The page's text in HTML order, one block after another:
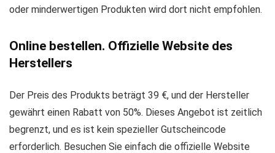
oder minderwertigen Produkten wird dort nicht empfohlen.
Online bestellen. Offizielle Website des
Herstellers
Der Preis des Produkts beträgt 39 €, und der Hersteller
gewährt einen Rabatt von 50%. Dieses Angebot ist zeitlich
begrenzt, und es ist kein spezieller Gutscheincode
erforderlich. Besuchen Sie einfach die offizielle Website